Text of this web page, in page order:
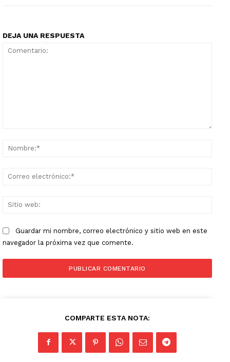
DEJA UNA RESPUESTA
Guardar mi nombre, correo electrónico y sitio web en este
navegador la próxima vez que comente.
COMPARTE ESTA NOTA: